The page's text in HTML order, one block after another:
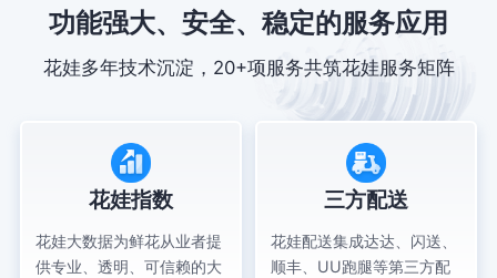
功能强大、安全、稳定的服务应用
花娃多年技术沉淀，20+项服务共筑花娃服务矩阵
花娃指数
花娃大数据为鲜花从业者提
供专业、透明、可信赖的大
三方配送
花娃配送集成达达、闪送、
顺丰、UU跑腿等第三方配